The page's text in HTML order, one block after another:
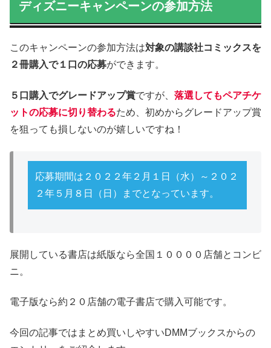
ディズニーキャンペーンの参加方法
このキャンペーンの参加方法は対象の講談社コミックスを
２冊購入で１口の応募ができます。
５口購入でグレードアップ賞ですが、 落選してもペアチケ
ットの応募に切り替わるため、初めからグレードアップ賞
を狙っても損しないのが嬉しいですね！
応募期間は２０２２年２月１日（水）～２０２
２年５月８日（日）までとなっています。
展開している書店は紙版なら全国１００００店舗とコンビ
ニ。
電子版なら約２０店舗の電子書店で購入可能です。
今回の記事ではまとめ買いしやすいDMMブックスからの